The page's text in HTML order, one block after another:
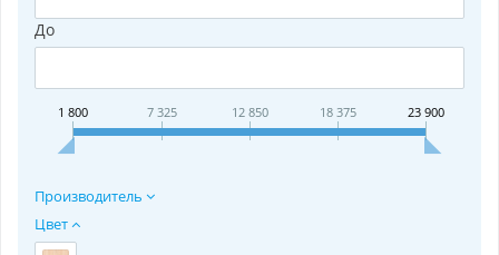
До
1 800 7 325 12 850 18 375 23 900
Производитель
Цвет